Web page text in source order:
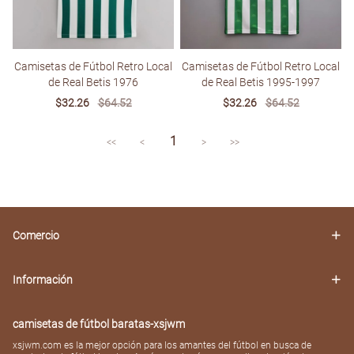
Camisetas de Fútbol Retro Local
de Real Betis 1976
Sale
$32.26
Regular
$64.52
Camisetas de Fútbol Retro Local
de Real Betis 1995-1997
Sale
$32.26
Regular
$64.52
<< < 1 > >>
Comercio
Información
camisetas de fútbol baratas-xsjwm
xsjwm.com es la mejor opción para los amantes del fútbol en busca de